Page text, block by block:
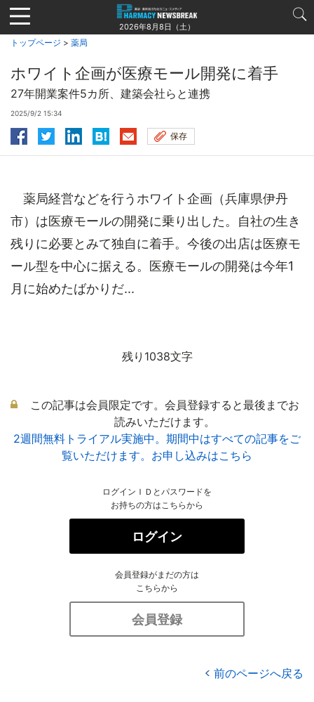
Jump
to
navigation
2026年8月8日（土）
トップページ > 薬局
ホワイト企画が医療モール開発に着手
27年開業案件5カ所、建築会社らと連携
2025/9/2 15:34
保存
薬局経営などを行うホワイト企画（兵庫県伊丹
市）は医療モールの開発に乗り出した。自社の生き
残りに必要とみて独自に着手。今後の出店は医療モ
ール型を中心に据える。医療モールの開発は今年1
月に始めたばかりだ...
残り1038文字
この記事は会員限定です。会員登録すると最後までお
読みいただけます。
2週間無料トライアル実施中。期間中はすべての記事をご
覧いただけます。お申し込みはこちら
ログインＩＤとパスワードを
お持ちの方はこちらから
ログイン
会員登録がまだの方は
こちらから
会員登録
前のページへ戻る